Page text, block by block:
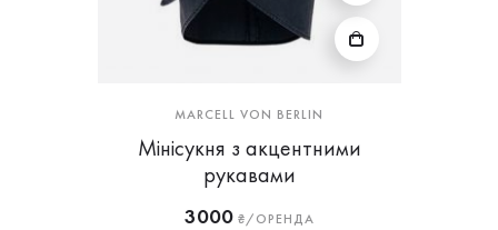
MARCELL VON BERLIN
Мінісукня з акцентними
рукавами
3000₴/ОРЕНДА